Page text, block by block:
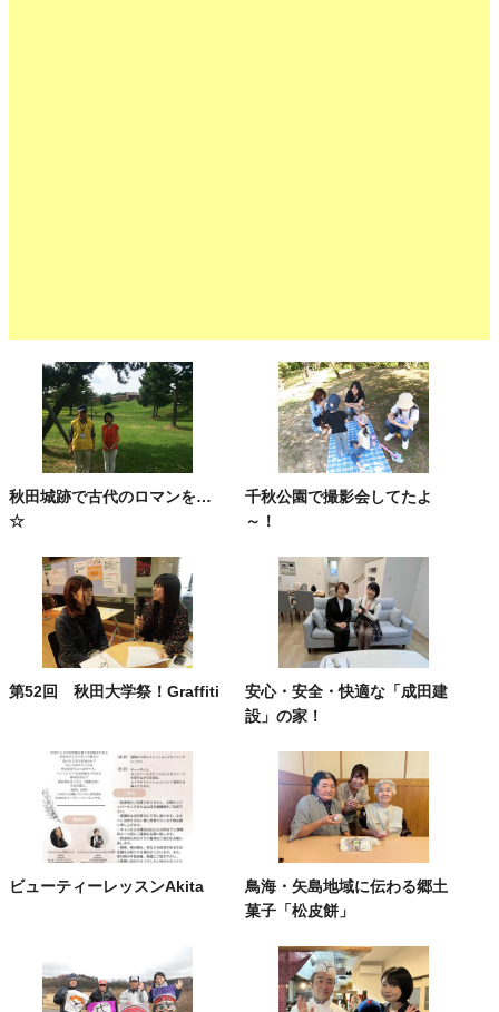
秋田城跡で古代のロマンを…
☆
千秋公園で撮影会してたよ
～！
第52回 秋田大学祭！Graffiti
安心・安全・快適な「成田建
設」の家！
ビューティーレッスンAkita
鳥海・矢島地域に伝わる郷土
菓子「松皮餅」